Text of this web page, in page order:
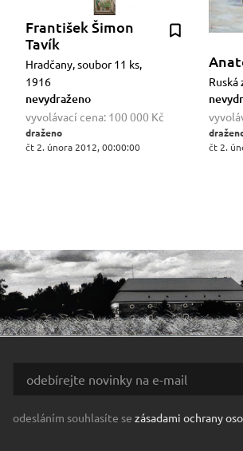
František Šimon
Tavík
Hradčany, soubor 11 ks,
1916
nevydraženo
vyvolávací cena: 100 000 Kč
draženo
čt 2. února 2012, 00:00:00
Ruská
čt 2.
odesláním souhlasíte se zásadami ochrany